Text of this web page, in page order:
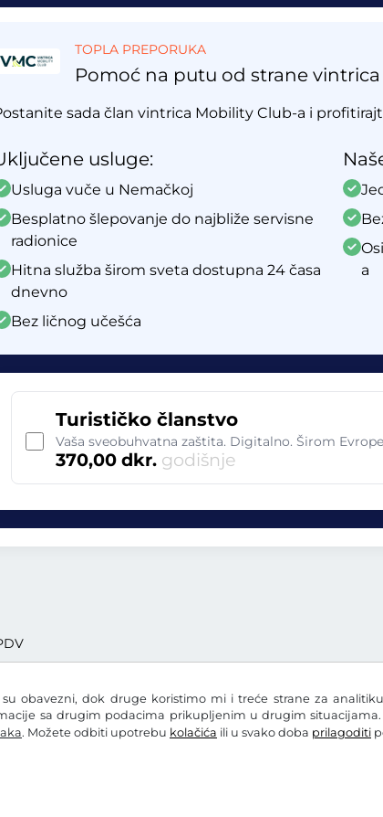
obavezni, dok druge koristimo mi i treće strane za
sa drugim podacima prikupljenim u drugim
. Možete odbiti upotrebu kolačića ili u svako doba prilagoditi
TOPLA PREPORUKA
Pomoć na putu od strane
sada član vintrica Mobility Club-a i
usluge:
Usluga vuče u Nemačkoj
Besplatno šlepovanje do najbliže servisne
radionice
Hitna služba širom sveta dostupna 24 časa
dnevno
Bez ličnog učešća
a
Turističko članstvo
Vaša sveobuhvatna zaštita. Digitalno. Širom Evrope
370,00 dkr. godišnje